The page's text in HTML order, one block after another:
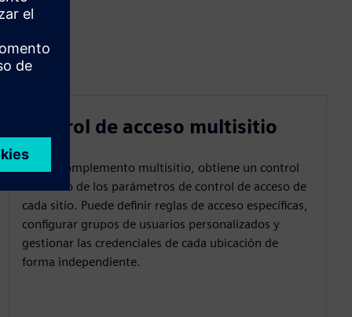
Control de acceso multisitio
Con el complemento multisitio, obtiene un control
detallado de los parámetros de control de acceso de
cada sitio. Puede definir reglas de acceso específicas,
configurar grupos de usuarios personalizados y
gestionar las credenciales de cada ubicación de
forma independiente.